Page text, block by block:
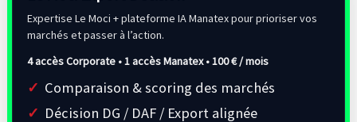
Expertise Le Moci + plateforme IA Manatex pour prioriser vos
marchés et passer à l’action.
4 accès Corporate • 1 accès Manatex •100 € / mois
Comparaison & scoring des marchés
Décision DG / DAF / Export alignée